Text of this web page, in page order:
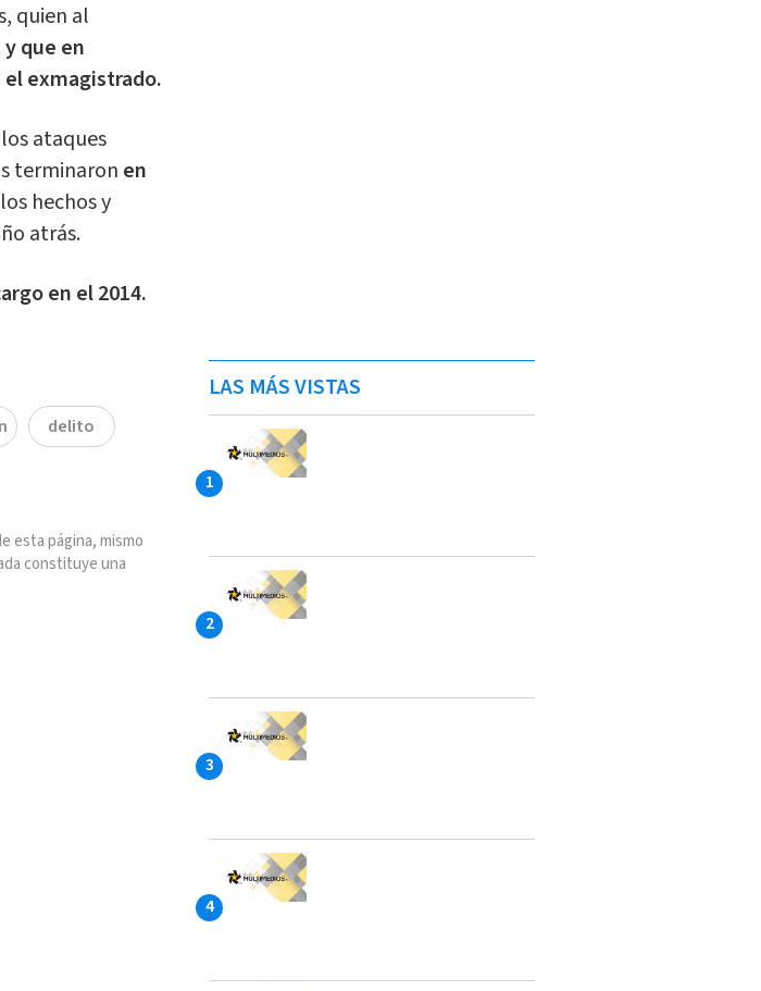
quien al
que en
exmagistrado.
ataques
terminaron en
hechos y
atrás.
en el 2014.
delito
esta página, mismo
constituye una
LAS MÁS VISTAS